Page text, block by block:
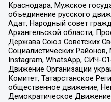
Краснодара, Мужское
объединение русского
Адат, Народный совет
Архангельской области,
Держава Союз Советских
Социалистических
Instagram, WhatsApp, СИЧ-
Движение Организации
Комитет, Татарстанское
общественное движение,
Демократическое